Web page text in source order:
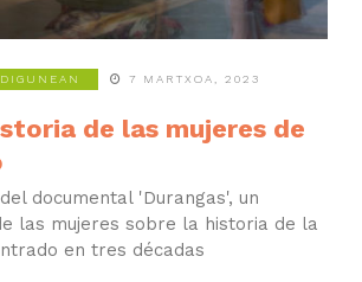
7 MARTXOA, 2023
de las mujeres de
documental 'Durangas', un
las mujeres sobre la historia de la
en tres décadas